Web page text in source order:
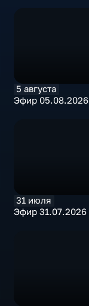
5 августа
Эфир 05.08.2026
31 июля
Эфир 31.07.2026